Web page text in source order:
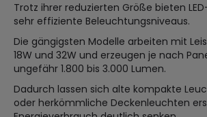
Trotz ihrer reduzierten Größe bieten
sehr effiziente Beleuchtungsniveaus.
Die gängigsten Modelle arbeiten mit
18W und 32W und erzeugen je nach
ungefähr 1.800 bis 3.000 Lumen.
Dadurch lassen sich alte kompakte
oder herkömmliche Deckenleuchten